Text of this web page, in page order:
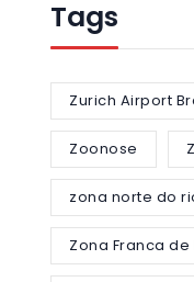
Tags
Zurich Airport
Zoonose
zona norte do
Zona Franca de